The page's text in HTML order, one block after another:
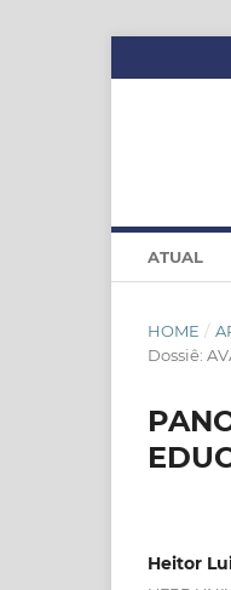
ATUAL
HOME /
Dossiê:
Heitor